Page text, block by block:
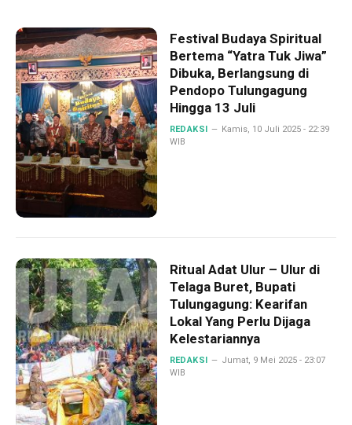
Festival Budaya Spiritual
Bertema “Yatra Tuk Jiwa”
Dibuka, Berlangsung di
Pendopo Tulungagung
Hingga 13 Juli
REDAKSI
Kamis, 10 Juli 2025 - 22:39
WIB
Ritual Adat Ulur – Ulur di
Telaga Buret, Bupati
Tulungagung: Kearifan
Lokal Yang Perlu Dijaga
Kelestariannya
REDAKSI
Jumat, 9 Mei 2025 - 23:07
WIB